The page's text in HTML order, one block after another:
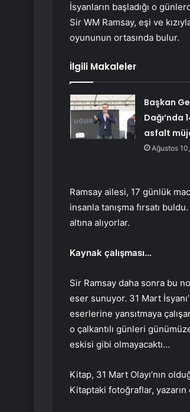
İsyanların başladığı o
Sir WM Ramsay, eşi ve
oyununun ortasında bulur.
İlgili Makaleler
Başkan
Dağı’nda
asfalt
Ağustos
Ramsay ailesi, 17 günlük
insanla tanışma fırsatı
altına alıyorlar.
Kaynak çalışması…
Sir Ramsay daha sonra bu
eser sunuyor. 31 Mart
eserlerine yansıtmaya
o çalkantılı günleri
eskisi gibi olmayacaktı…
Kitap, 31 Mart Olayı’nın
Kitaptaki fotoğraflar,